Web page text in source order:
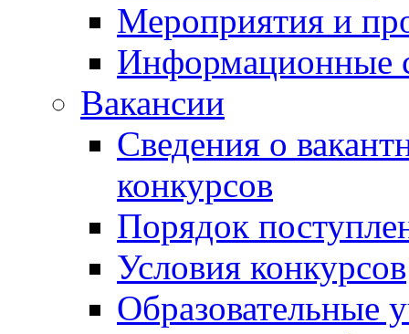
Мероприятия и
Информационные
Вакансии
Сведения о
конкурсов
Порядок
Условия конкурсов
Образовательные